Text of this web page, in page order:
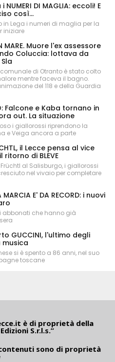
DI MAGLIA: eccoli! E
così...
in Lega i numeri di maglia per la
iniziare
MARE. Muore l'ex assessore
Coluccia: lottava da
di Otranto è stato colto
mentre faceva il bagno.
del 118 e della Guardia
Falcone e Kaba tornano in
out. La situazione
i giallorossi riprendono la
e Veiga ancora a parte
il Lecce pensa al vice
di BLEVE
al Salisburgo, i giallorossi
nel vivaio per completare
MARCIA E' DA RECORD: i nuovi
abbonati che hanno già
GUCCINI, l'ultimo degli
si è spento a 86 anni, nel suo
toscane
è di proprietà della
S.r.l.s.”
sono di proprietà